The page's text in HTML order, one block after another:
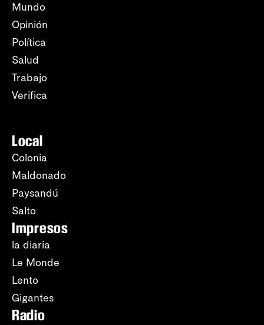
Mundo
Opinión
Política
Salud
Trabajo
Verifica
Local
Colonia
Maldonado
Paysandú
Salto
Impresos
la diaria
Le Monde
Lento
Gigantes
Radio